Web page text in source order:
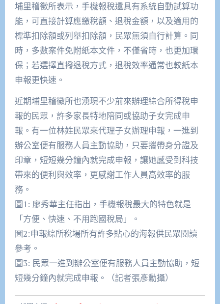
埔里稽徵所表示，手機報稅還具有系統自動試算功
能，可直接計算應繳稅額、退稅金額，以及適用的
標準扣除額或列舉扣除額，民眾無須自行計算。同
時，多數案件免附紙本文件，不僅省時，也更加環
保；若選擇直撥退稅方式，退稅效率通常也較紙本
申報更快速。
近期埔里稽徵所也湧現不少前來辦理綜合所得稅申
報的民眾，許多家長特地陪同或協助子女完成申
報。有一位林姓民眾來代理子女辦理申報，一進到
辦公室便有服務人員主動協助，只要攜帶身分證及
印章，短短幾分鐘內就完成申報，讓她感受到科技
帶來的便利與效率，更感謝工作人員高效率的服
務。
圖1: 廖秀華主任指出，手機報稅最大的特色就是
「方便、快速、不用跑國稅局」。
圖2:申報綜所稅場所有許多貼心的海報供民眾閱讀
參考。
圖3: 民眾一進到辦公室便有服務人員主動協助，短
短幾分鐘內就完成申報。（記者張彥勳攝）